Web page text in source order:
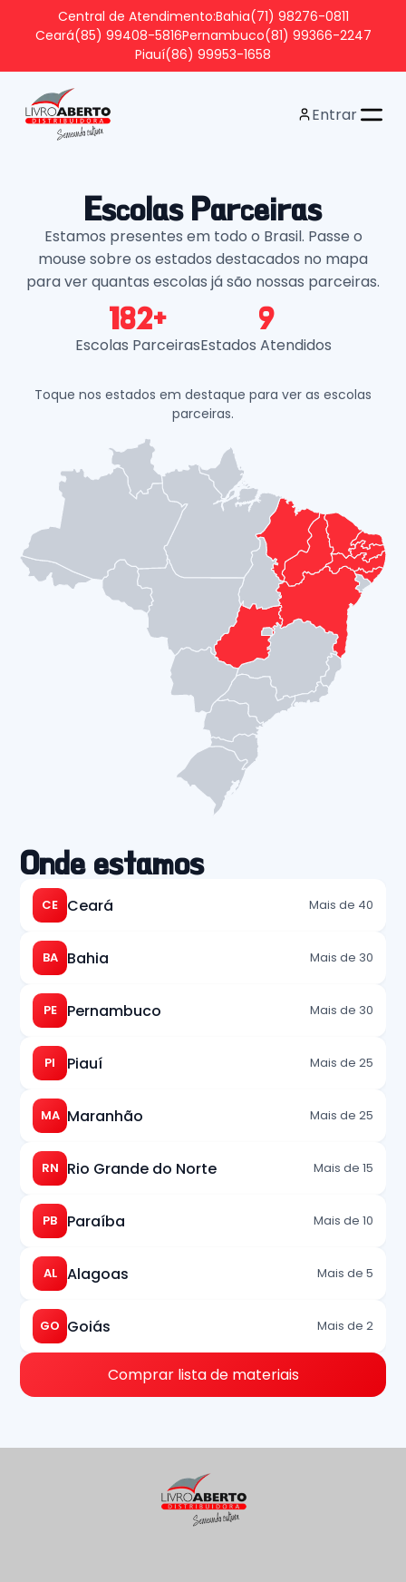
Central de Atendimento:Bahia(71) 98276-0811
Ceará(85) 99408-5816Pernambuco(81) 99366-2247
Piauí(86) 99953-1658
Entrar
Escolas Parceiras
Estamos presentes em todo o Brasil. Passe o
mouse sobre os estados destacados no mapa
para ver quantas escolas já são nossas parceiras.
182+
Escolas Parceiras
9
Estados Atendidos
Toque nos estados em destaque para ver as escolas
parceiras.
Onde estamos
CE Ceará Mais de 40
BA Bahia Mais de 30
PE Pernambuco Mais de 30
PI Piauí Mais de 25
MA Maranhão Mais de 25
RN Rio Grande do Norte Mais de 15
PB Paraíba Mais de 10
AL Alagoas Mais de 5
GO Goiás Mais de 2
Comprar lista de materiais